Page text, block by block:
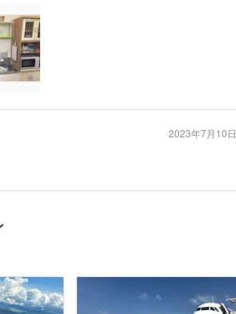
2023年7月10日